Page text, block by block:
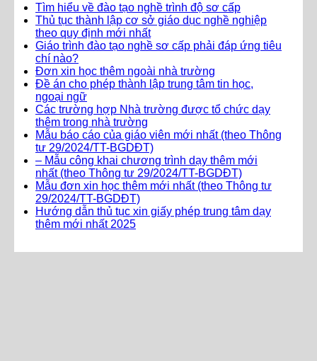
Tìm hiểu về đào tạo nghề trình độ sơ cấp
Thủ tục thành lập cơ sở giáo dục nghề nghiệp
theo quy định mới nhất
Giáo trình đào tạo nghề sơ cấp phải đáp ứng tiêu
chí nào?
Đơn xin học thêm ngoài nhà trường
Đề án cho phép thành lập trung tâm tin học,
ngoại ngữ
Các trường hợp Nhà trường được tổ chức dạy
thêm trong nhà trường
Mẫu báo cáo của giáo viên mới nhất (theo Thông
tư 29/2024/TT-BGDĐT)
– Mẫu công khai chương trình dạy thêm mới
nhất (theo Thông tư 29/2024/TT-BGDĐT)
Mẫu đơn xin học thêm mới nhất (theo Thông tư
29/2024/TT-BGDĐT)
Hướng dẫn thủ tục xin giấy phép trung tâm dạy
thêm mới nhất 2025